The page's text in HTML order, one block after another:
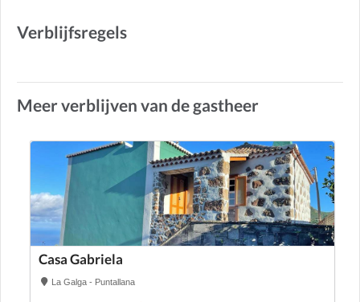
Verblijfsregels
Meer verblijven van de gastheer
Casa Gabriela
La Galga - Puntallana